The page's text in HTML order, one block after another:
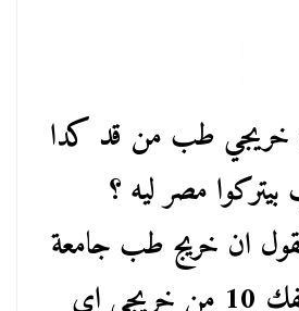
خريجي طب من قد كدا
مصر ليه ؟
ان خريج طب جامعة